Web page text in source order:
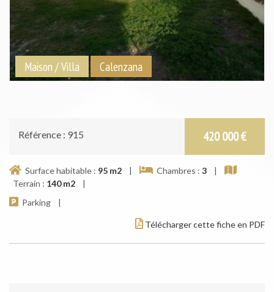
Maison / Villa Calenzana
Référence : 915 420 000 €
Surface habitable : 95 m2 | Chambres : 3 |
Terrain : 140 m2 |
Parking |
Télécharger cette fiche en PDF